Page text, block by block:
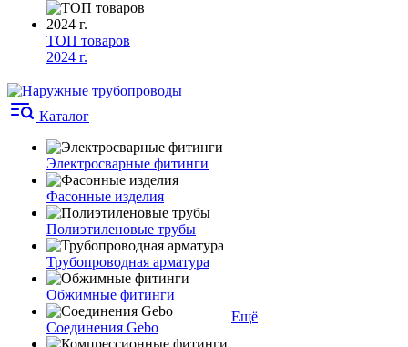
ТОП товаров
2024 г.
Каталог
Электросварные фитинги
Фасонные изделия
Полиэтиленовые трубы
Трубопроводная арматура
Обжимные фитинги
Соединения Gebo
Ещё